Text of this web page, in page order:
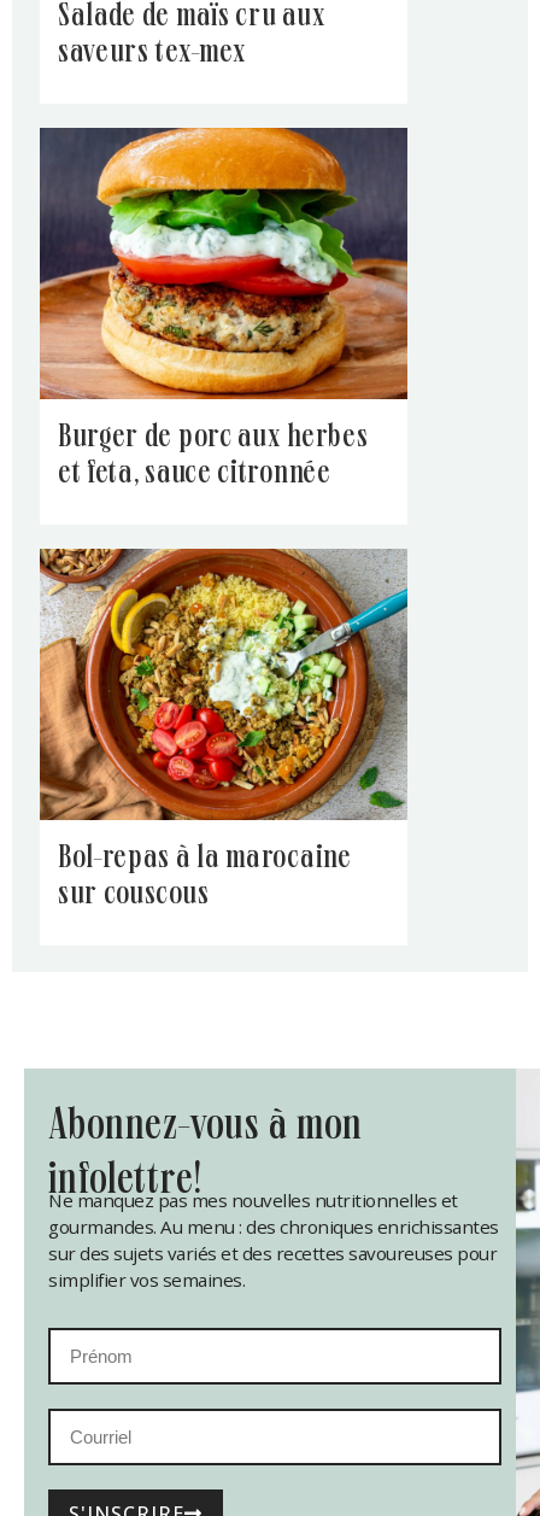
salade de maïs cru aux
saveurs tex-mex
burger de porc aux herbes
et feta, sauce citronnée
bol-repas à la marocaine
sur couscous
abonnez-vous à mon
infolettre!
Ne manquez pas mes nouvelles nutritionnelles et
gourmandes. Au menu : des chroniques enrichissantes
sur des sujets variés et des recettes savoureuses pour
simplifier vos semaines.